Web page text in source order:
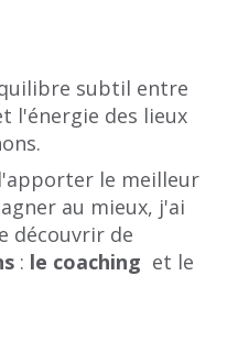
subtil entre
l'énergie des lieux
le meilleur
au mieux, j'ai
découvrir de
: le coaching et le